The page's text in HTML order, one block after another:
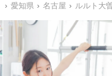
愛知県 名古屋 ルルト大